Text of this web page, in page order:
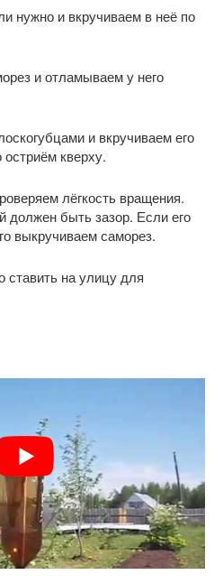
нужно и вкручиваем в неё по
и отламываем у него
и вкручиваем его
кверху.
лёгкость вращения.
должен быть зазор. Если его
выкручиваем саморез.
ставить на улицу для